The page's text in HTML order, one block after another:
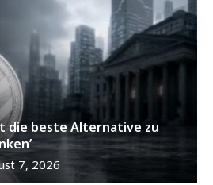
die beste Alternative zu
7, 2026